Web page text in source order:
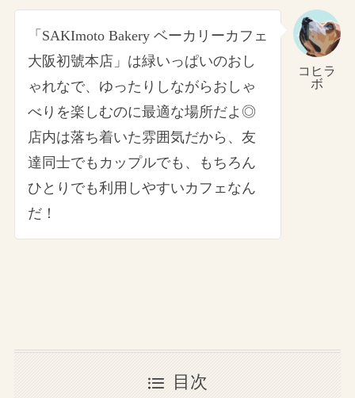
コヒラ
ボ
「SAKImoto Bakery ベーカリーカフェ
大阪初號本店」は緑いっぱいのおし
ゃれなで、ゆったりしながらおしゃ
べりを楽しむのに最適な場所だよ◎
店内は落ち着いた雰囲気だから、友
達同士でもカップルでも、もちろん
ひとりでも利用しやすいカフェなん
だ！
目次